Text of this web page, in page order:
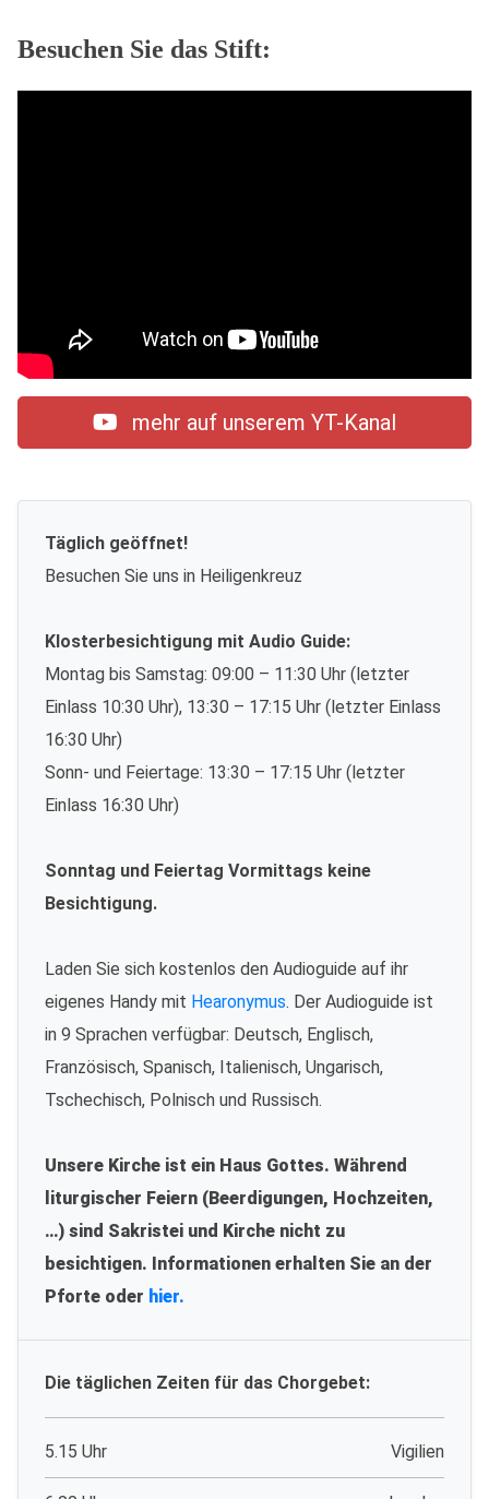
Besuchen Sie das Stift:
mehr auf unserem YT-Kanal
Täglich geöffnet!
Besuchen Sie uns in Heiligenkreuz
Klosterbesichtigung mit Audio Guide:
Montag bis Samstag: 09:00 – 11:30 Uhr (letzter
Einlass 10:30 Uhr), 13:30 – 17:15 Uhr (letzter Einlass
16:30 Uhr)
Sonn- und Feiertage: 13:30 – 17:15 Uhr (letzter
Einlass 16:30 Uhr)
Sonntag und Feiertag Vormittags keine
Besichtigung.
Laden Sie sich kostenlos den Audioguide auf ihr
eigenes Handy mit Hearonymus. Der Audioguide ist
in 9 Sprachen verfügbar: Deutsch, Englisch,
Französisch, Spanisch, Italienisch, Ungarisch,
Tschechisch, Polnisch und Russisch.
Unsere Kirche ist ein Haus Gottes. Während
liturgischer Feiern (Beerdigungen, Hochzeiten,
…) sind Sakristei und Kirche nicht zu
besichtigen. Informationen erhalten Sie an der
Pforte oder hier.
Die täglichen Zeiten für das Chorgebet:
5.15 Uhr Vigilien